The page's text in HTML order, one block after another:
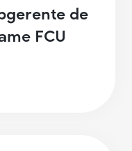
de
FCU